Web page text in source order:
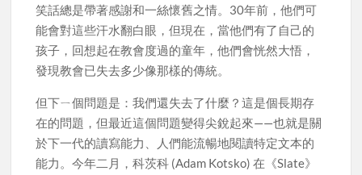
笑話總是帶著感謝和一絲懷舊之情。30年前，他們可
能會對這些汗水翻白眼，但現在，當他們有了自己的
孩子，回想起在教會度過的童年，他們會恍然大悟，
發現教會已失去多少像那樣的傳統。
但下ㄧ個問題是：我們還失去了什麼？這是個長期存
在的問題，但最近這個問題變得尖銳起來——也就是關
於下一代的讀寫能力、人們能流暢地閱讀特定文本的
能力。今年二月，科茨科 (Adam Kotsko) 在《Slate》